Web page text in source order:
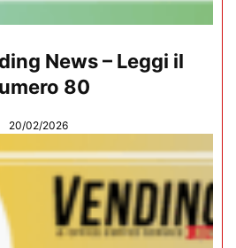
News – Leggi il
80
20/02/2026